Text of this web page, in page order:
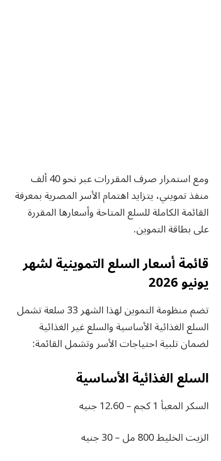
ومع استمرار صرف المقررات عبر نحو 40 ألف
منفذ تمويني، يتزايد اهتمام الأسر المصرية بمعرفة
القائمة الكاملة للسلع المتاحة وأسعارها المقررة
على بطاقة التموين.
قائمة أسعار السلع التموينية لشهر
يونيو 2026
تضم منظومة التموين لهذا الشهر 33 سلعة تشمل
السلع الغذائية الأساسية والسلع غير الغذائية
لضمان تلبية احتياجات الأسر وتشمل القائمة:
السلع الغذائية الأساسية
السكر المعبأ 1 كجم – 12.60 جنيه
الزيت الخليط 800 مل – 30 جنيه